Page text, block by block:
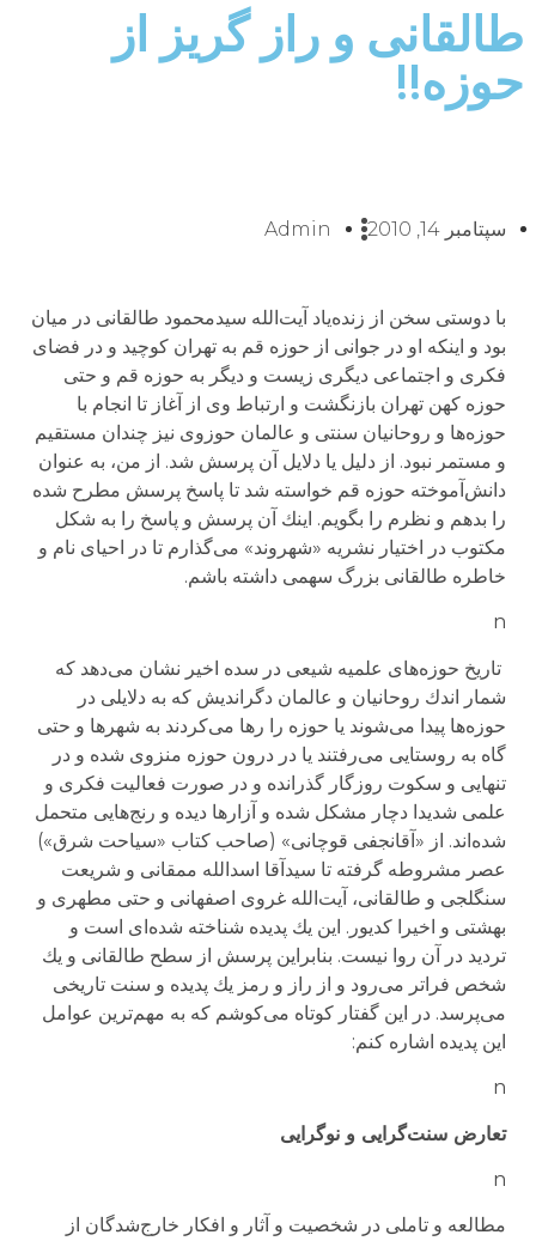
طالقانى و راز گریز از
حوزه!!
سپتامبر 14, 2010 Admin
با دوستی سخن از زنده‌یاد آیت‌الله سیدمحمود طالقانی در میان
بود و اینكه او در جوانی از حوزه قم به تهران كوچید و در فضای
فكری و اجتماعی دیگری زیست و دیگر به حوزه قم و حتی
حوزه كهن تهران بازنگشت و ارتباط وی از آغاز تا انجام با
حوزه‌ها و روحانیان سنتی و عالمان حوزوی نیز چندان مستقیم
و مستمر نبود. از دلیل یا دلایل آن پرسش شد. از من، به عنوان
دانش‌آموخته حوزه قم خواسته شد تا پاسخ پرسش مطرح شده
را بدهم و نظرم را بگویم. اینك آن پرسش و پاسخ را به شكل
مكتوب در اختیار نشریه «شهروند» می‌گذارم تا در احیای نام و
خاطره طالقانی بزرگ سهمی داشته باشم.
n
تاریخ حوزه‌های علمیه شیعی در سده اخیر نشان می‌دهد كه
شمار اندك روحانیان و عالمان دگراندیش كه به دلایلی در
حوزه‌ها پیدا می‌شوند یا حوزه را رها می‌كردند به شهرها و حتی
گاه به روستایی می‌رفتند یا در درون حوزه منزوی شده و در
تنهایی و سكوت روزگار گذرانده و در صورت فعالیت فكری و
علمی شدیدا دچار مشكل شده و آزارها دیده و رنج‌هایی متحمل
شده‌اند. از «آقانجفی قوچانی» (صاحب كتاب «سیاحت شرق»)
عصر مشروطه گرفته تا سیدآقا اسدالله ممقانی و شریعت
سنگلجی و طالقانی، آیت‌الله غروی اصفهانی و حتی مطهری و
بهشتی و اخیرا كدیور. این یك پدیده شناخته شده‌ای است و
تردید در آن روا نیست. بنابراین پرسش از سطح طالقانی و یك
شخص فراتر می‌رود و از راز و رمز یك پدیده و سنت تاریخی
می‌پرسد. در این گفتار كوتاه می‌كوشم كه به مهم‌ترین عوامل
این پدیده اشاره كنم:
n
تعارض سنت‌گرایی و نوگرایی
n
مطالعه و تاملی در شخصیت و آثار و افكار خارج‌شدگان از